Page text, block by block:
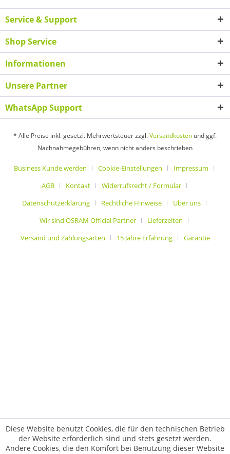
Service & Support
Shop Service
Informationen
Unsere Partner
WhatsApp Support
* Alle Preise inkl. gesetzl. Mehrwertsteuer zzgl.Versandkosten und ggf.
Nachnahmegebühren, wenn nicht anders beschrieben
Business Kunde werden Cookie-Einstellungen
Impressum
AGB
Kontakt
Widerrufsrecht / Formular
Datenschutzerklärung
Rechtliche Hinweise
Über uns
Wir sind OSRAM Official Partner
Lieferzeiten
Versand und Zahlungsarten
15 Jahre Erfahrung Garantie
Diese Website benutzt Cookies, die für den technischen Betrieb
der Website erforderlich sind und stets gesetzt werden.
Andere Cookies, die den Komfort bei Benutzung dieser Website